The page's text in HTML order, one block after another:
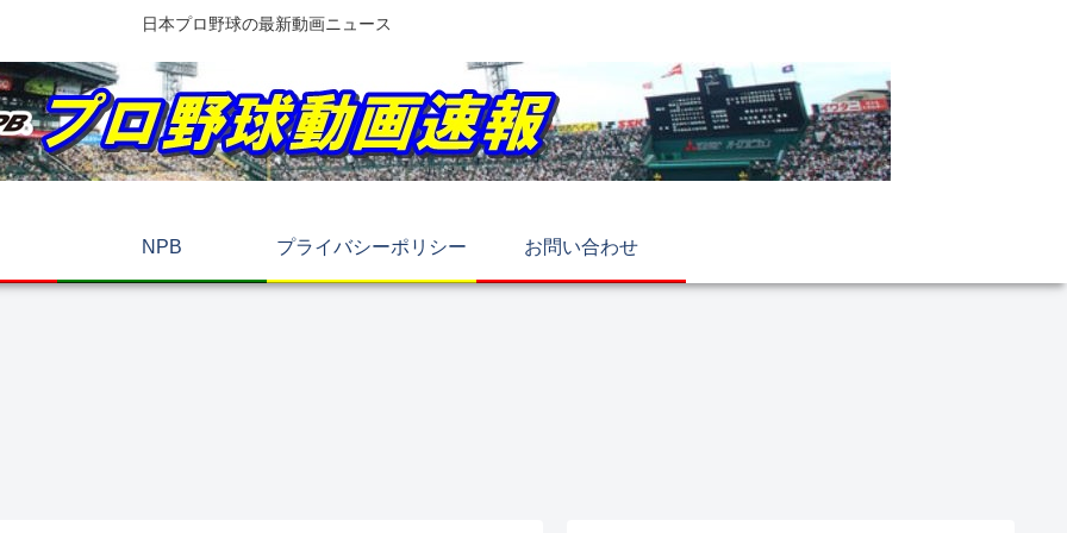
日本プロ野球の最新動画ニュース
NPB プライバシーポリシー お問い合わせ